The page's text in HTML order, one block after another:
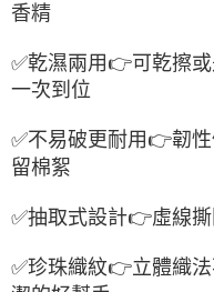
香精
✅乾濕兩用👉可乾擦
一次到位
✅不易破更耐用👉韌
留棉絮
✅抽取式設計👉虛線
✅珍珠織紋👉立體織